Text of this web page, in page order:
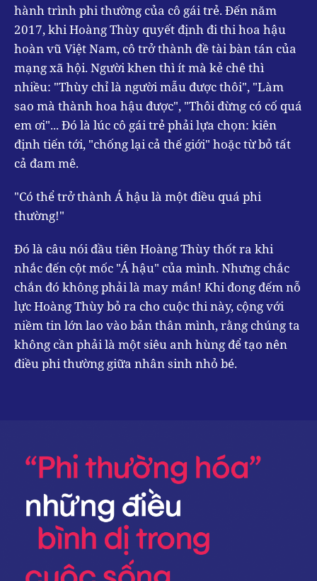
hành trình phi thường của cô gái trẻ. Đến năm
2017, khi Hoàng Thùy quyết định đi thi hoa hậu
hoàn vũ Việt Nam, cô trở thành đề tài bàn tán của
mạng xã hội. Người khen thì ít mà kẻ chê thì
nhiều: "Thùy chỉ là người mẫu được thôi", "Làm
sao mà thành hoa hậu được", "Thôi đừng có cố quá
em ơi"... Đó là lúc cô gái trẻ phải lựa chọn: kiên
định tiến tới, "chống lại cả thế giới" hoặc từ bỏ tất
cả đam mê.
"Có thể trở thành Á hậu là một điều quá phi
thường!"
Đó là câu nói đầu tiên Hoàng Thùy thốt ra khi
nhắc đến cột mốc "Á hậu" của mình. Nhưng chắc
chắn đó không phải là may mắn! Khi đong đếm nỗ
lực Hoàng Thùy bỏ ra cho cuộc thi này, cộng với
niềm tin lớn lao vào bản thân mình, rằng chúng ta
không cần phải là một siêu anh hùng để tạo nên
điều phi thường giữa nhân sinh nhỏ bé.